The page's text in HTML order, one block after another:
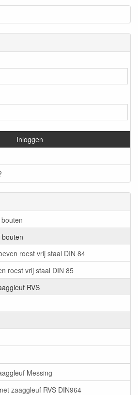
Inloggen
roest vrij staal DIN 84
roest vrij staal DIN 85
RVS
Messing
zaaggleuf RVS DIN964